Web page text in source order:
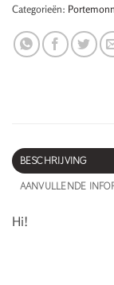
Categorieën:
BESCHRIJVING
AANVULLENDE
Hi!